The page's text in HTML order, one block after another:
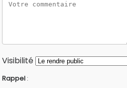
Visibilité
Rappel :